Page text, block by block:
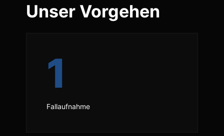
Unser Vorgehen
1
Fallaufnahme